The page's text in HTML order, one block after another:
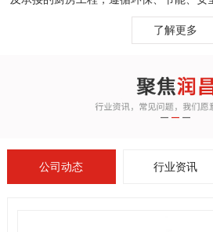
了解更多
公司动态 行业资讯